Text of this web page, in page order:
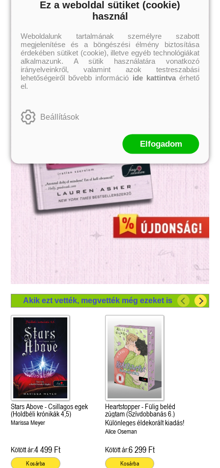
Akik ezt vették, megvették még ezeket is
Stars Above - Csillagos egek
(Holdbéli krónikák 4,5)
Marissa Meyer
Kötött ár:4 499 Ft
Kosárba
Heartstopper - Fülig beléd
zúgtam (Szívdobbanás 6.)
Különleges éldekorált kiadás!
Alice Oseman
Kötött ár:6 299 Ft
Kosárba
Ez a weboldal sütiket (cookie)
használ
Weboldalunk tartalmának személyre szabott
megjelenítése és a böngészési élmény biztosítása
érdekében sütiket (cookie), illetve egyéb technológiákat
alkalmazunk. A sütik használatára vonatkozó
irányelveinkről, valamint azok testreszabási
lehetőségeiről bővebb információ ide kattintvaérhető
el.
Beállítások
Elfogadom